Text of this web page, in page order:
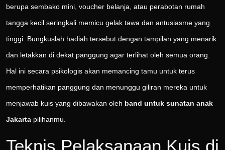
berupa sembako mini, voucher belanja, atau perabotan rumah
tangga kecil seringkali memicu gelak tawa dan antusiasme yang
tinggi. Bungkuslah hadiah tersebut dengan tampilan yang menarik
dan letakkan di dekat panggung agar terlihat oleh semua orang.
Hal ini secara psikologis akan memancing tamu untuk terus
memperhatikan panggung dan menunggu giliran mereka untuk
menjawab kuis yang dibawakan oleh band untuk sunatan anak
Jakarta pilihanmu.
Teknis Pelaksanaan Kuis di